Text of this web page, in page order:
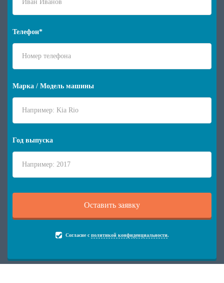
Телефон*
Марка / Модель машины
Год выпуска
Согласие с политикой конфиденциальности.